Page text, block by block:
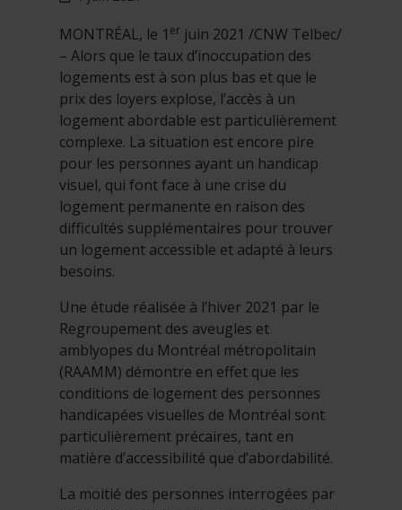
MONTRÉAL, le 1 er juin 2021 /CNW Telbec/
– Alors que le taux d’inoccupation des
logements est à son plus bas et que le
prix des loyers explose, l’accès à un
logement abordable est particulièrement
complexe. La situation est encore pire
pour les personnes ayant un handicap
visuel, qui font face à une crise du
logement permanente en raison des
difficultés supplémentaires pour trouver
un logement accessible et adapté à leurs
besoins.
Une étude réalisée à l’hiver 2021 par le
Regroupement des aveugles et
amblyopes du Montréal métropolitain
(RAAMM) démontre en effet que les
conditions de logement des personnes
handicapées visuelles de Montréal sont
particulièrement précaires, tant en
matière d’accessibilité que d’abordabilité.
La moitié des personnes interrogées par